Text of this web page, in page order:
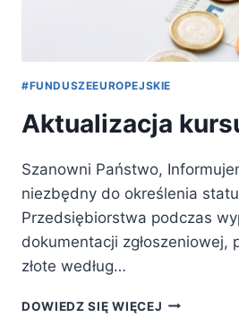
#FUNDUSZEEUROPEJSKIE
Aktualizacja
Szanowni Państwo,
niezbędny do określenia
Przedsiębiorstwa podczas
dokumentacji zgłoszeniowej,
złote według…
DOWIEDZ SIĘ WIĘCEJ